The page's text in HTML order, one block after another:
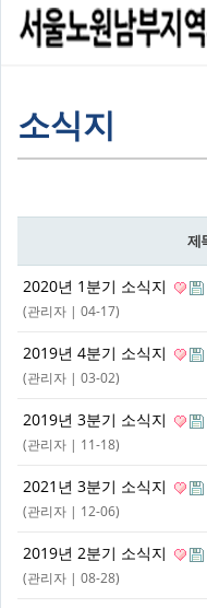
소식지
제
2020년 1분기 소식지
(관리자 | 04-17)
2019년 4분기 소식지
(관리자 | 03-02)
2019년 3분기 소식지
(관리자 | 11-18)
2021년 3분기 소식지
(관리자 | 12-06)
2019년 2분기 소식지
(관리자 | 08-28)